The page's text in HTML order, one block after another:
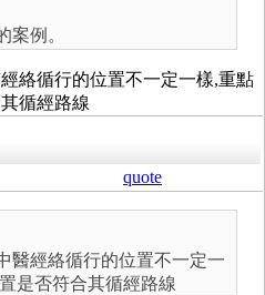
案例。
絡循行的位置不一定一樣,重點
循經路線
quote
醫經絡循行的位置不一定一
是否符合其循經路線